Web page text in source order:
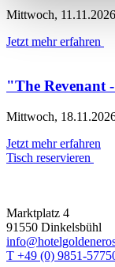
Mittwoch, 11.11.2026
Jetzt mehr erfahren
"The Revenant
Mittwoch,
Jetzt mehr erfahren
Tisch reservieren
Marktplatz 4
91550 Dinkelsbühl
T +49 (0) 9851-